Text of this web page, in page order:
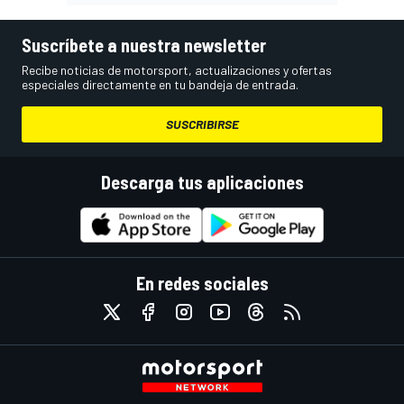
Suscríbete a nuestra newsletter
Recibe noticias de motorsport, actualizaciones y ofertas
especiales directamente en tu bandeja de entrada.
SUSCRIBIRSE
Descarga tus aplicaciones
En redes sociales